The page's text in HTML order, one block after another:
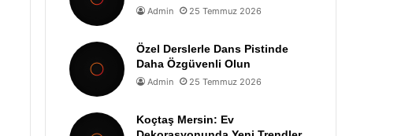
Admin 25 Temmuz 2026
Özel Derslerle Dans Pistinde
Daha Özgüvenli Olun
Admin 25 Temmuz 2026
Koçtaş Mersin: Ev